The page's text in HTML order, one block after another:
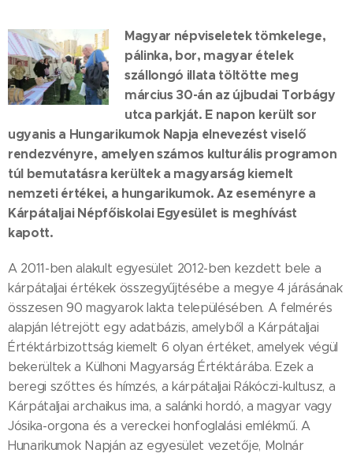
Magyar népviseletek tömkelege,
pálinka, bor, magyar ételek
szállongó illata töltötte meg
március 30-án az újbudai Torbágy
utca parkját. E napon került sor
ugyanis a Hungarikumok Napja elnevezést viselő
rendezvényre, amelyen számos kulturális programon
túl bemutatásra kerültek a magyarság kiemelt
nemzeti értékei, a hungarikumok. Az eseményre a
Kárpátaljai Népfőiskolai Egyesület is meghívást
kapott.
A 2011-ben alakult egyesület 2012-ben kezdett bele a
kárpátaljai értékek összegyűjtésébe a megye 4 járásának
összesen 90 magyarok lakta településében. A felmérés
alapján létrejött egy adatbázis, amelyből a Kárpátaljai
Értéktárbizottság kiemelt 6 olyan értéket, amelyek végül
bekerültek a Külhoni Magyarság Értéktárába. Ezek a
beregi szőttes és hímzés, a kárpátaljai Rákóczi-kultusz, a
Kárpátaljai archaikus ima, a salánki hordó, a magyar vagy
Jósika-orgona és a vereckei honfoglalási emlékmű. A
Hunarikumok Napján az egyesület vezetője, Molnár